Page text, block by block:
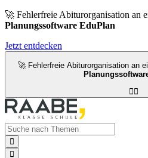
🚀 Fehlerfreie Abiturorganisation an
Planungssoftware EduPlan
Jetzt entdecken
🚀 Fehlerfreie Abiturorganisation an


